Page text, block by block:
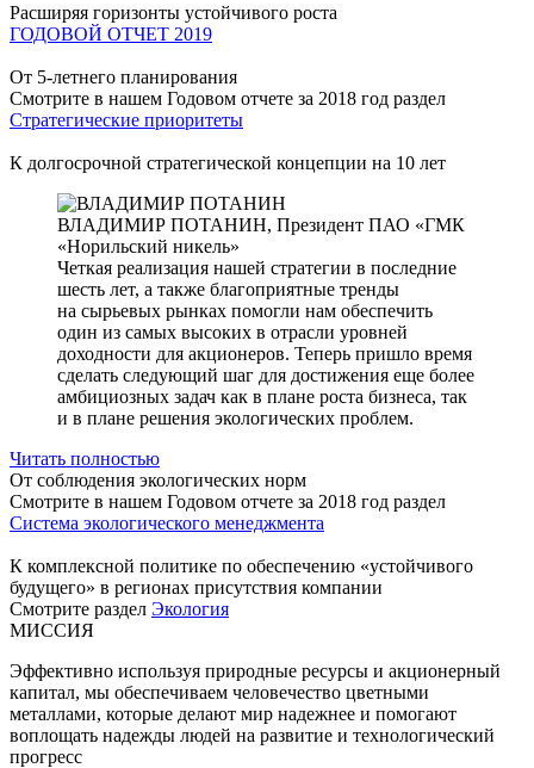
Расширяя горизонты устойчивого роста
ГОДОВОЙ ОТЧЕТ 2019
От 5-летнего планирования
Смотрите в нашем Годовом отчете за 2018 год раздел
Стратегические приоритеты
К долгосрочной стратегической концепции на 10 лет
ВЛАДИМИР ПОТАНИН, Президент ПАО «ГМК
«Норильский никель»
Четкая реализация нашей стратегии в последние
шесть лет, а также благоприятные тренды
на сырьевых рынках помогли нам обеспечить
один из самых высоких в отрасли уровней
доходности для акционеров. Теперь пришло время
сделать следующий шаг для достижения еще более
амбициозных задач как в плане роста бизнеса, так
и в плане решения экологических проблем.
Читать полностью
От соблюдения экологических норм
Смотрите в нашем Годовом отчете за 2018 год раздел
Система экологического менеджмента
К комплексной политике по обеспечению «устойчивого
будущего» в регионах присутствия компании
Смотрите раздел Экология
МИССИЯ
Эффективно используя природные ресурсы и акционерный
капитал, мы обеспечиваем человечество цветными
металлами, которые делают мир надежнее и помогают
воплощать надежды людей на развитие и технологический
прогресс